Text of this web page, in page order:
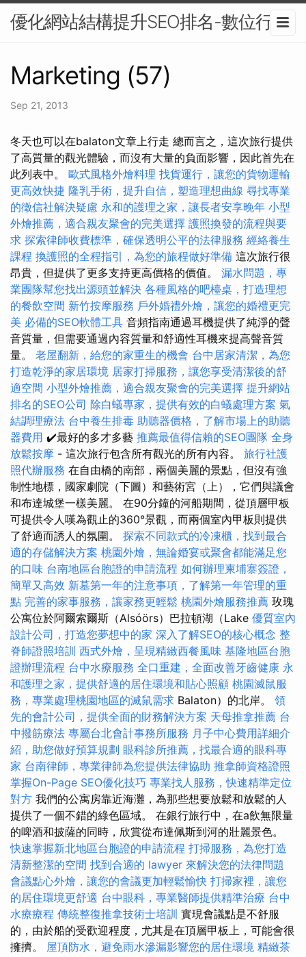
優化網站結構提升SEO排名-數位行銷
Marketing (57)
Sep 21, 2013
冬天也可以在balaton文章上行走 總而言之，這次旅行提供
了高質量的觀光體驗，而沒有大量的負面影響，因此首先在
此列表中。 歐式風格外燴料理 找貨運行，讓您的貨物運輸
更高效快捷 隆乳手術，提升自信，塑造理想曲線 尋找專業
的徵信社解決疑慮 永和的護理之家，讓長者安享晚年 小型
外燴推薦，適合親友聚會的完美選擇 護照換發的流程與要
求 探索律師收費標準，確保透明公平的法律服務 經絡養生
課程 換護照的全程指引，為您的旅程做好準備 這次旅行很
昂貴，但提供了更多支持更高價格的價值。 漏水問題，專
業團隊幫您找出源頭並解決 各種風格的吧檯桌，打造理想
的餐飲空間 新竹按摩服務 戶外婚禮外燴，讓您的婚禮更完
美 必備的SEO軟體工具 音頻指南通過耳機提供了純淨的聲
音質量，但需要通過內容質量和舒適性耳機來提高聲音質
量。 老屋翻新，給您的家重生的機會 台中居家清潔，為您
打造乾淨的家居環境 居家打掃服務，讓您享受清潔後的舒
適空間 小型外燴推薦，適合親友聚會的完美選擇 提升網站
排名的SEO公司 除白蟻專家，提供有效的白蟻處理方案 氣
結調理療法 台中養生排毒 助聽器價格，了解市場上的助聽
器費用 ✔️最好的多才多藝 推薦最值得信賴的SEO團隊 全身
放鬆按摩 - 這次旅行包含所有觀光的所有內容。 旅行社護
照代辦服務 在自由橋的南部，兩個美麗的景點，但沒有強
制性地標，國家劇院（下圖）和藝術宮（上），它們與議會
和布達城堡一樣美麗。 在90分鐘的河船期間，從頂層甲板
可提供令人嘆為觀止的360°景觀，而兩個室內甲板則提供
了舒適而誘人的氛圍。 探索不同款式的冷凍櫃，找到最合
適的存儲解決方案 桃園外燴，無論婚宴或聚會都能滿足您
的口味 台南地區台胞證的申請流程 如何辦理柬埔寨簽證，
簡單又高效 新墓第一年的注意事項，了解第一年管理的重
點 完善的家事服務，讓家務更輕鬆 桃園外燴服務推薦 玫瑰
公寓位於阿爾索爾斯（Alsóörs）巴拉頓湖（Lake 優質室內
設計公司，打造您夢想中的家 深入了解SEO的核心概念 整
脊師證照培訓 西式外燴，呈現精緻西餐風味 基隆地區台胞
證辦理流程 台中水療服務 全口重建，全面改善牙齒健康 永
和護理之家，提供舒適的居住環境和貼心照顧 桃園滅鼠服
務，專業處理桃園地區的滅鼠需求 Balaton）的北岸。 領
先的會計公司，提供全面的財務解決方案 天母推拿推薦 台
中撥筋療法 專屬台北會計事務所服務 月子中心費用詳細介
紹，助您做好預算規劃 眼科診所推薦，找最合適的眼科專
家 台南律師，專業律師為您提供法律協助 推拿師資格證照
掌握On-Page SEO優化技巧 專業找人服務，快速精準定位
對方 我們的公寓房靠近海灘，為那些想要放鬆和放鬆的人
提供了一個不錯的綠色區域。 在銀行旅行中，在a飲無限量
的啤酒和披薩的同時，欣賞從布達佩斯到河的壯麗景色。
快速掌握新北地區台胞證的申請流程 打掃服務，為您打造
清新整潔的空間 找到合適的 lawyer 來解決您的法律問題
會議點心外燴，讓您的會議更加輕鬆愉快 打掃家裡，讓您
的居住環境更舒適 台中眼科，專業醫師提供精準治療 台中
水療療程 傳統整復推拿技術士培訓 實現會議點是不舒服
的，由於船的受歡迎程度，尤其是在頂層甲板上，可能會很
擁擠。 屋頂防水，避免雨水滲漏影響您的居住環境 精緻茶